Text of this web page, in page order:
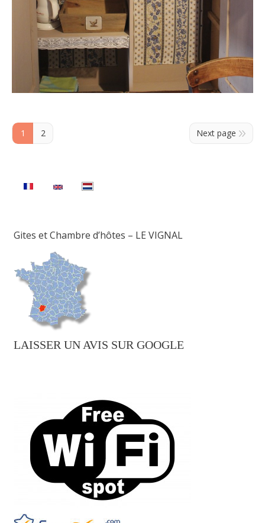
1 2 Next page
Gites et Chambre d’hôtes – LE VIGNAL
LAISSER UN AVIS SUR GOOGLE